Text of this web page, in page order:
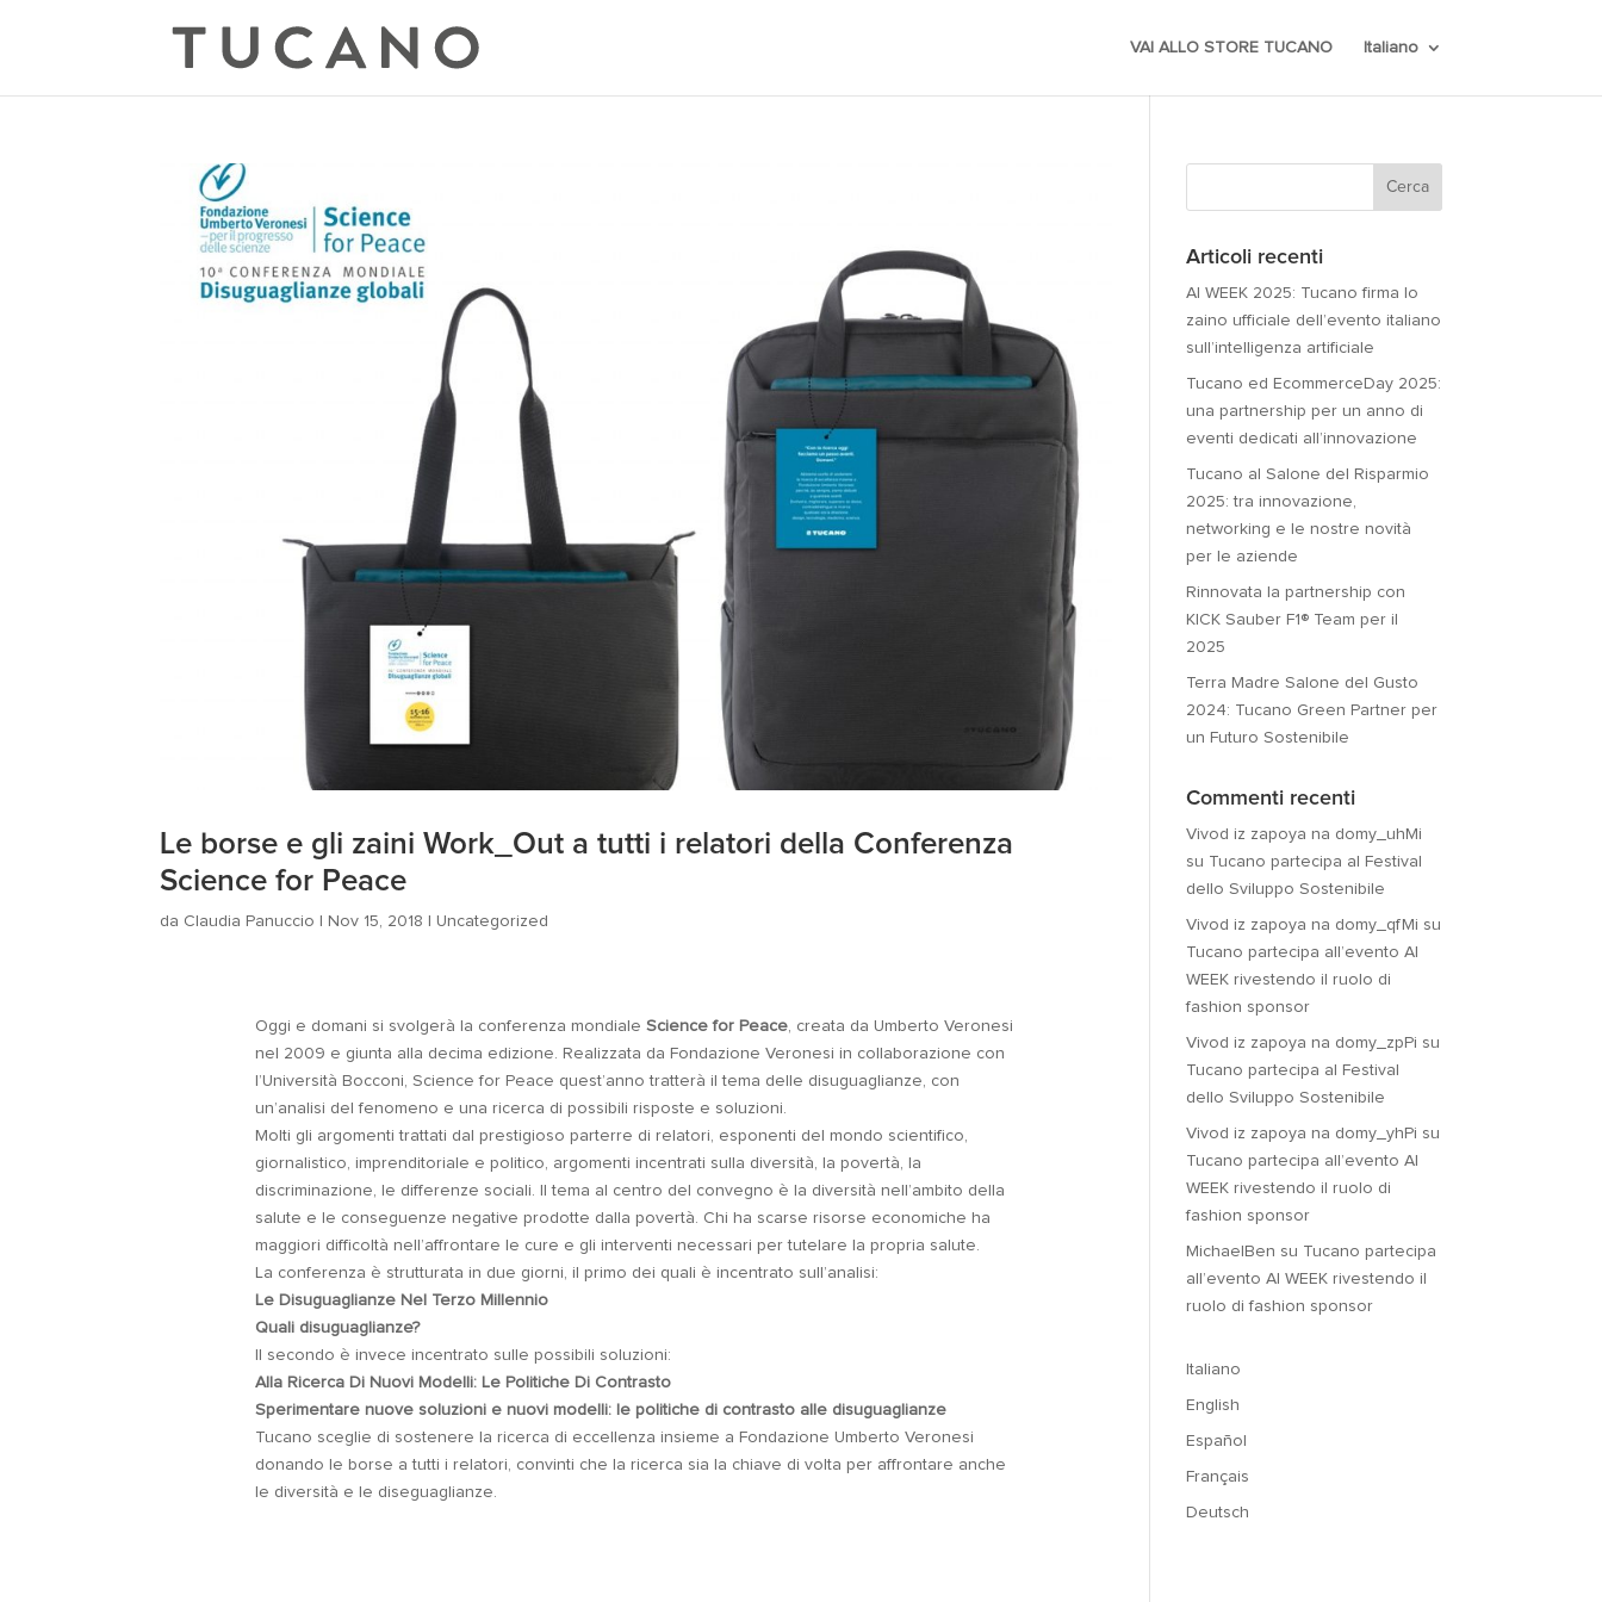
VAI ALLO STORE TUCANO Italiano
Le borse e gli zaini Work_Out a tutti i relatori della Conferenza
Science for Peace
da Claudia Panuccio Nov 15, 2018 Uncategorized
Oggi e domani si svolgerà la conferenza mondialeScience for Peace, creata da Umberto Veronesi
nel 2009 e giunta alla decima edizione. Realizzata da Fondazione Veronesi in collaborazione con
l’Università Bocconi, Science for Peace quest’anno tratterà il tema delle disuguaglianze, con
un’analisi del fenomeno e una ricerca di possibili risposte e soluzioni.
Molti gli argomenti trattati dal prestigioso parterre di relatori, esponenti del mondo scientifico,
giornalistico, imprenditoriale e politico, argomenti incentrati sulla diversità, la povertà, la
discriminazione, le differenze sociali. Il tema al centro del convegno è la diversità nell’ambito della
salute e le conseguenze negative prodotte dalla povertà. Chi ha scarse risorse economiche ha
maggiori difficoltà nell’affrontare le cure e gli interventi necessari per tutelare la propria salute.
La conferenza è strutturata in due giorni, il primo dei quali è incentrato sull’analisi:
Le Disuguaglianze Nel Terzo Millennio
Quali disuguaglianze?
Il secondo è invece incentrato sulle possibili soluzioni:
Alla Ricerca Di Nuovi Modelli: Le Politiche Di Contrasto
Sperimentare nuove soluzioni e nuovi modelli: le politiche di contrasto alle disuguaglianze
Tucano sceglie di sostenere la ricerca di eccellenza insieme a Fondazione Umberto Veronesi
donando le borse a tutti i relatori, convinti che la ricerca sia la chiave di volta per affrontare anche
le diversità e le diseguaglianze.
Articoli recenti
AI WEEK 2025: Tucano firma lo
zaino ufficiale dell’evento italiano
sull’intelligenza artificiale
Tucano ed EcommerceDay 2025:
una partnership per un anno di
eventi dedicati all’innovazione
Tucano al Salone del Risparmio
2025: tra innovazione,
networking e le nostre novità
per le aziende
Rinnovata la partnership con
KICK Sauber F1® Team per il
2025
Terra Madre Salone del Gusto
2024: Tucano Green Partner per
un Futuro Sostenibile
Commenti recenti
Vivod iz zapoya na domy_uhMi
su Tucano partecipa al Festival
dello Sviluppo Sostenibile
Vivod iz zapoya na domy_qfMi su
Tucano partecipa all’evento AI
WEEK rivestendo il ruolo di
fashion sponsor
Vivod iz zapoya na domy_zpPi su
Tucano partecipa al Festival
dello Sviluppo Sostenibile
Vivod iz zapoya na domy_yhPi su
Tucano partecipa all’evento AI
WEEK rivestendo il ruolo di
fashion sponsor
MichaelBen su Tucano partecipa
all’evento AI WEEK rivestendo il
ruolo di fashion sponsor
Italiano
English
Español
Français
Deutsch